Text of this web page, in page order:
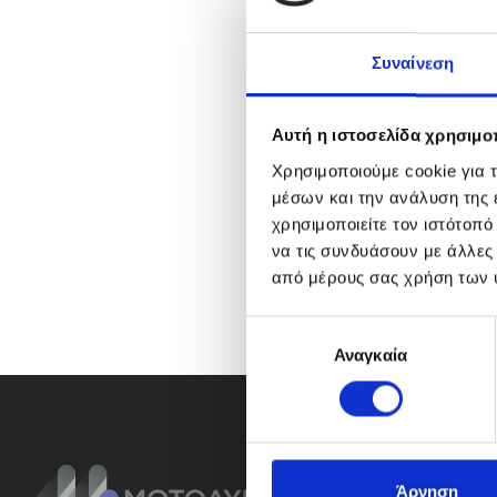
Συναίνεση
Αυτή η ιστοσελίδα
Χρησιμοποιούμε cookie για
μέσων και την ανάλυση της
χρησιμοποιείτε τον
να τις συνδυάσουν με
από μέρους σας χρήση των
ή
Αναγκαία
Άρνηση